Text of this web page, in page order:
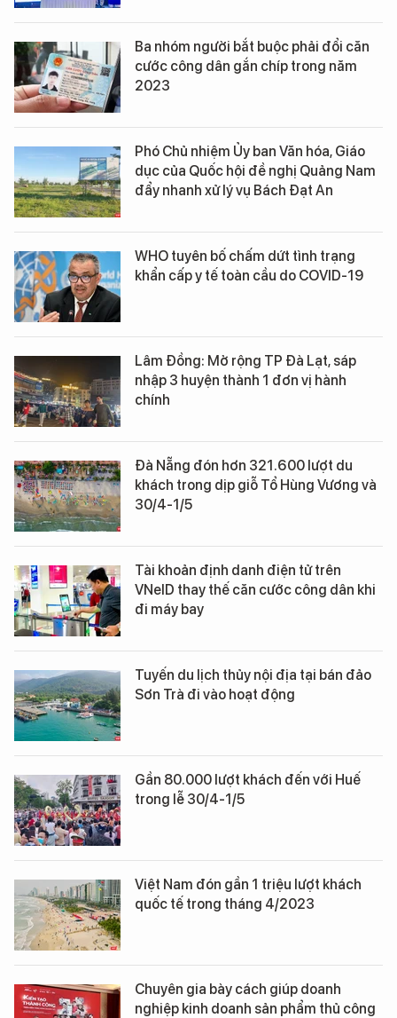
Ba nhóm người bắt buộc phải đổi căn
cước công dân gắn chíp trong năm
2023
Phó Chủ nhiệm Ủy ban Văn hóa, Giáo
dục của Quốc hội đề nghị Quảng Nam
đẩy nhanh xử lý vụ Bách Đạt An
WHO tuyên bố chấm dứt tình trạng
khẩn cấp y tế toàn cầu do COVID-19
Lâm Đồng: Mở rộng TP Đà Lạt, sáp
nhập 3 huyện thành 1 đơn vị hành
chính
Đà Nẵng đón hơn 321.600 lượt du
khách trong dịp giỗ Tổ Hùng Vương và
30/4-1/5
Tài khoản định danh điện tử trên
VNeID thay thế căn cước công dân khi
đi máy bay
Tuyến du lịch thủy nội địa tại bán đảo
Sơn Trà đi vào hoạt động
Gần 80.000 lượt khách đến với Huế
trong lễ 30/4-1/5
Việt Nam đón gần 1 triệu lượt khách
quốc tế trong tháng 4/2023
Chuyên gia bày cách giúp doanh
nghiệp kinh doanh sản phẩm thủ công